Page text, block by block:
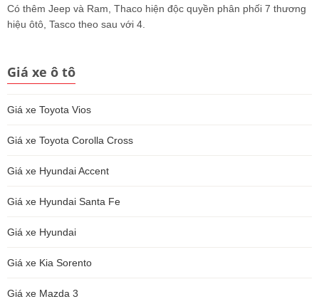
Có thêm Jeep và Ram, Thaco hiện độc quyền phân phối 7 thương
hiệu ôtô, Tasco theo sau với 4.
Giá xe ô tô
Giá xe Toyota Vios
Giá xe Toyota Corolla Cross
Giá xe Hyundai Accent
Giá xe Hyundai Santa Fe
Giá xe Hyundai
Giá xe Kia Sorento
Giá xe Mazda 3